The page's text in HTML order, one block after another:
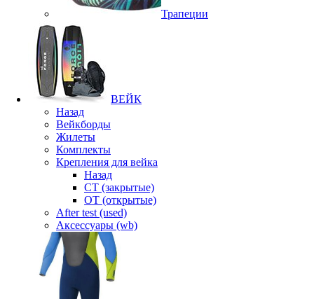
Трапеции
ВЕЙК
Назад
Вейкборды
Жилеты
Комплекты
Крепления для вейка
Назад
CT (закрытые)
OT (открытые)
After test (used)
Аксессуары (wb)